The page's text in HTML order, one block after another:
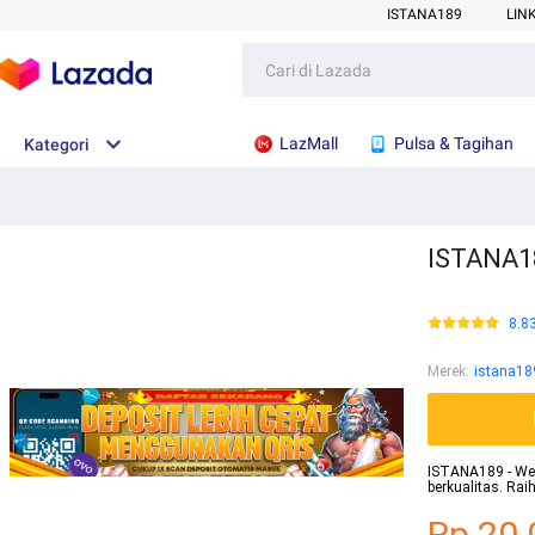
ISTANA189
Kategori LazMall Pulsa & Tagihan
Merek:
ISTANA189 -
berkualitas.